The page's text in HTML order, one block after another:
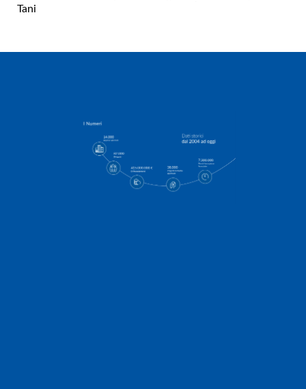
Tani